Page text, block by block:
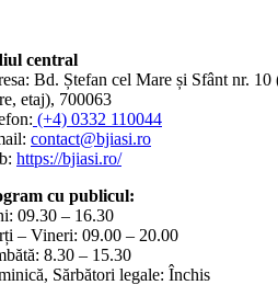
central
Bd. Ștefan cel Mare și Sfânt nr.
etaj), 700063
(+4) 0332 110044
contact@bjiasi.ro
https://bjiasi.ro/
cu publicul:
09.30 – 16.30
– Vineri: 09.00 – 20.00
8.30 – 15.30
Sărbători legale: Închis